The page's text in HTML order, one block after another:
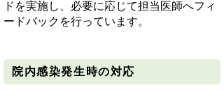
ドを実施し、必要に応じて担当医師へフィ
ードバックを行っています。
院内感染発生時の対応